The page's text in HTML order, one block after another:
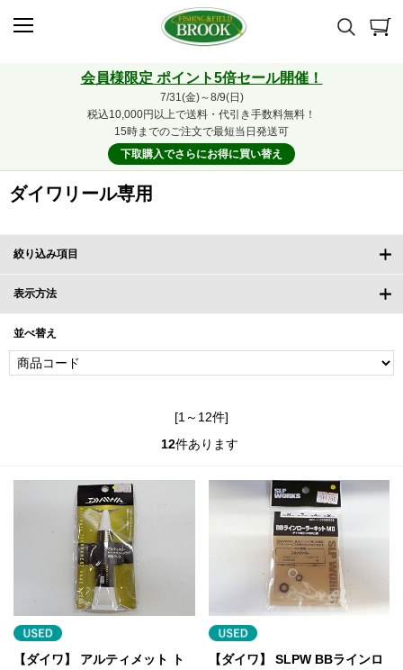
会員様限定 ポイント5倍セール開催！
7/31(金)～8/9(日)
税込10,000円以上で送料・代引き手数料無料！
15時までのご注文で最短当日発送可
下取購入でさらにお得に買い替え
ダイワリール専用
絞り込み項目
表示方法
並べ替え
[1～12件]
12件あります
【ダイワ】 アルティメット ト
【ダイワ】 SLPW BBラインロ